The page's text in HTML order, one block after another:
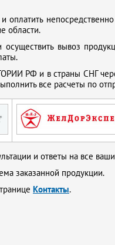
области.
вывоз
РФ и в страны СНГ
все расчеты по
и ответы на все
заказанной продукции.
Контакты.